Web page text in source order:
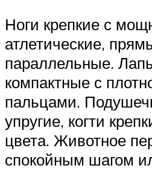
Ноги крепкие с
атлетические,
параллельные.
компактные с
пальцами.
упругие, когти
цвета. Животное
спокойным шагом